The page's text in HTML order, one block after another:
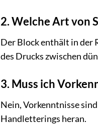
2. Welche Art von
Der Block enthält in der
des Drucks zwischen
3. Muss ich
Nein, Vorkenntnisse
Handletterings heran.